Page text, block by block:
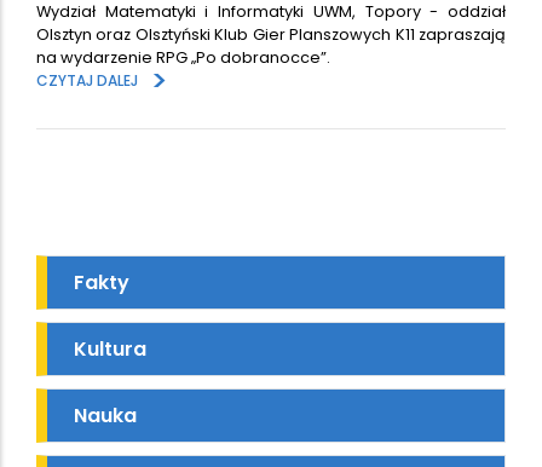
Wydział Matematyki i Informatyki UWM, Topory - oddział
Olsztyn oraz Olsztyński Klub Gier Planszowych K11 zapraszają
na wydarzenie RPG „Po dobranocce”.
CZYTAJ DALEJ
>
Fakty
Kultura
Nauka